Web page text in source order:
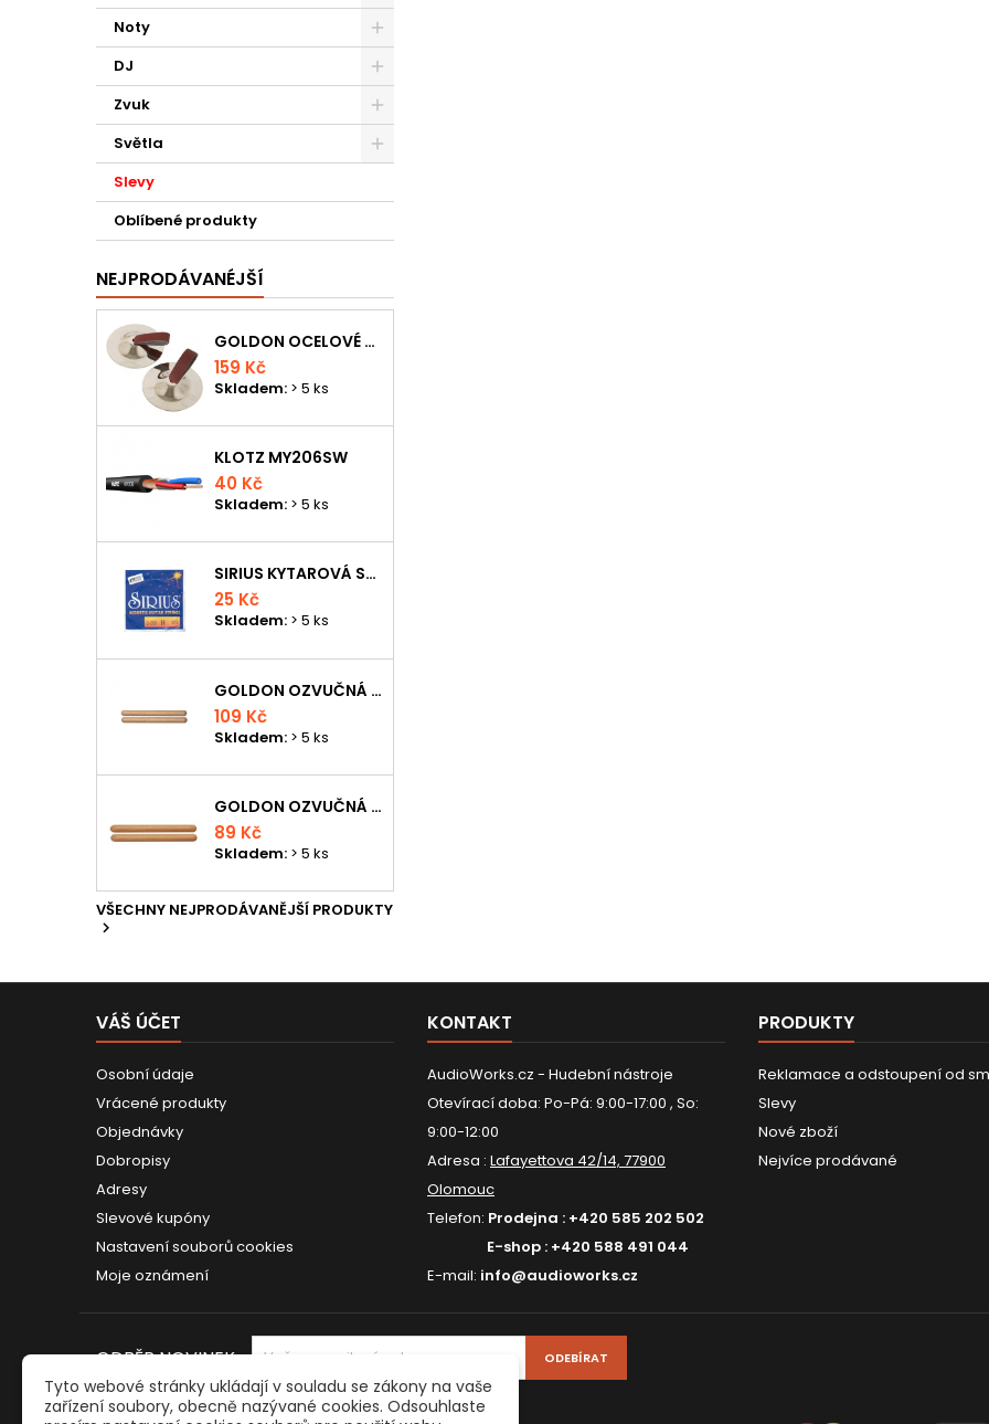
Noty
DJ
Zvuk
Světla
Slevy
Oblíbené produkty
NEJPRODÁVANÉJŠÍ
GOLDON OCELOVÉ PRSTOVÉ ČINELKY
159 Kč
Skladem: > 5 ks
KLOTZ MY206SW
40 Kč
Skladem: > 5 ks
SIRIUS KYTAROVÁ STRUNA
25 Kč
Skladem: > 5 ks
GOLDON OZVUČNÁ DŘÍVKA 18 X 200MM
109 Kč
Skladem: > 5 ks
GOLDON OZVUČNÁ DŘÍVKA 15 X 150MM
89 Kč
Skladem: > 5 ks
VŠECHNY NEJPRODÁVANĚJŠÍ PRODUKTY

VÁŠ ÚČET
Osobní údaje
Vrácené produkty
Objednávky
Dobropisy
Adresy
Slevové kupóny
Nastavení souborů cookies
Moje oznámení
KONTAKT
AudioWorks.cz - Hudební nástroje
Otevírací doba: Po-Pá: 9:00-17:00 , So:
9:00-12:00
Adresa : Lafayettova 42/14, 77900
Olomouc
Telefon: Prodejna : +420 585 202 502
E-shop : +420 588 491 044
E-mail: info@audioworks.cz
PRODUKTY
Reklamace a odstoupení od
Slevy
Nové zboží
Nejvíce prodávané
ODBĚR NOVINEK
Tyto webové stránky ukládají v souladu se zákony na vaše
zařízení soubory, obecně nazývané cookies. Odsouhlaste